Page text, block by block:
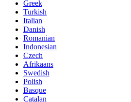
Greek
Turkish
Italian
Danish
Romanian
Indonesian
Czech
Afrikaans
Swedish
Polish
Basque
Catalan